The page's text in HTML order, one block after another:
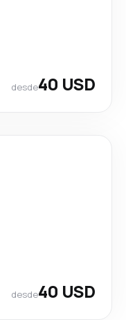
desde40 USD
desde40 USD